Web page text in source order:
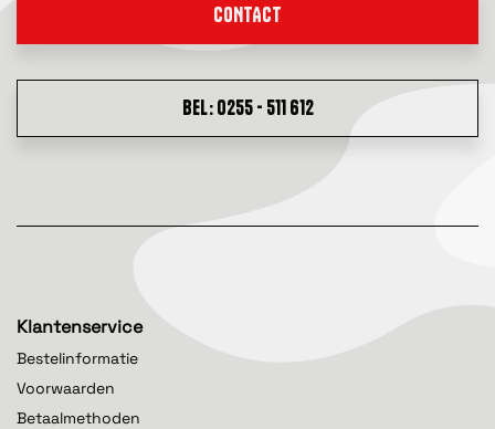
CONTACT
BEL: 0255 - 511 612
Klantenservice
Bestelinformatie
Voorwaarden
Betaalmethoden